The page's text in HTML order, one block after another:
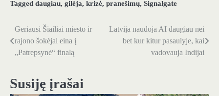
Tagged daugiau, gilėja, krizė, pranešimų, Signalgate
Navigacija
tarp
Geriausi Šiailiai miesto ir
rajono šokėjai eina į
„Patrepsynė“ finalą
Latvija naudoja AI daugiau nei
bet kur kitur pasaulyje, kai
vadovauja Indijai
Susiję įrašai